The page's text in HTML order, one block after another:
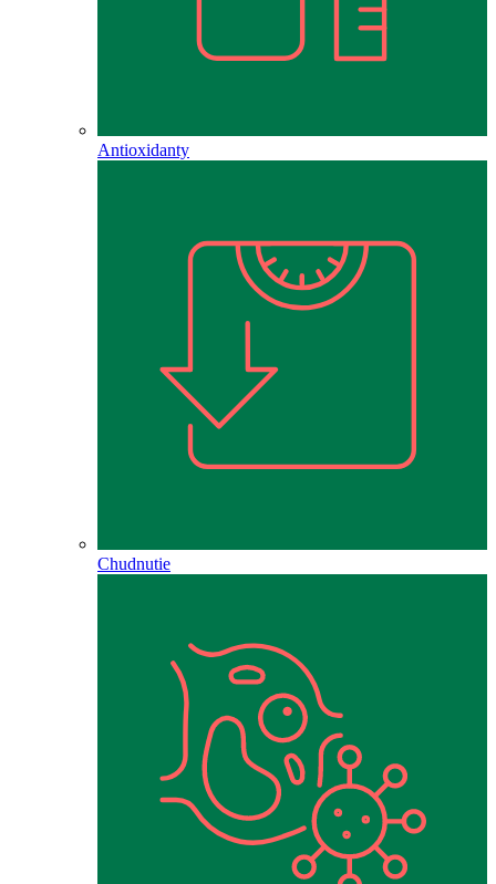
Antioxidanty
Chudnutie